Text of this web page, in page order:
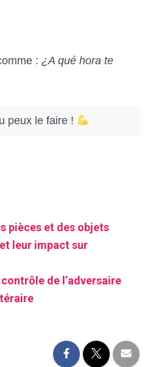
: ¿A qué hora te
peux le faire !
pièces et des objets
leur impact sur
de l’adversaire